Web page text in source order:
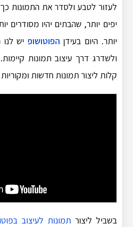
לעזור לטבע ולסדר את התמונות כך
יפים יותר, שהבתים יהיו מסודרים
יותר. היום בעידן הפוטושופ יש
ולשדרג דרך עיצוב תמונות
קלות ליצור תמונות חדשות
בשביל ליצורתמונות לעיצוב